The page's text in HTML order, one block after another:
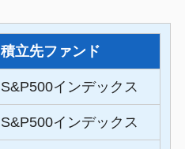
積立先ファンド
S&P500インデックス
S&P500インデックス